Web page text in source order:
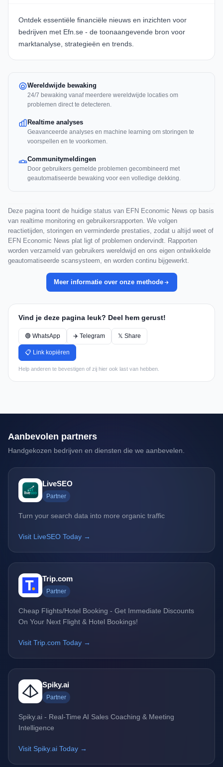
Ontdek essentiële financiële nieuws en inzichten voor
bedrijven met Efn.se - de toonaangevende bron voor
marktanalyse, strategieën en trends.
Wereldwijde bewaking
24/7 bewaking vanaf meerdere wereldwijde locaties om
problemen direct te detecteren.
Realtime analyses
Geavanceerde analyses en machine learning om storingen te
voorspellen en te voorkomen.
Communitymeldingen
Door gebruikers gemelde problemen gecombineerd met
geautomatiseerde bewaking voor een volledige dekking.
Deze pagina toont de huidige status van EFN Economic News op basis
van realtime monitoring en gebruikersrapporten. We volgen
reactietijden, storingen en verminderde prestaties, zodat u altijd weet of
EFN Economic News plat ligt of problemen ondervindt. Rapporten
worden verzameld van gebruikers wereldwijd en ons eigen ontwikkelde
geautomatiseerde scansysteem, en worden continu bijgewerkt.
Meer informatie over onze methode
Vind je deze pagina leuk? Deel hem gerust!
🟢 WhatsApp ✈️ Telegram 𝕏 Share
📋 Link kopiëren
Help anderen te bevestigen of zij hier ook last van hebben.
Aanbevolen partners
Handgekozen bedrijven en diensten die we aanbevelen.
LiveSEO
Partner
Turn your search data into more organic traffic
Visit LiveSEO Today →
Trip.com
Partner
Cheap Flights/Hotel Booking - Get Immediate Discounts
On Your Next Flight & Hotel Bookings!
Visit Trip.com Today →
Spiky.ai
Partner
Spiky.ai - Real-Time AI Sales Coaching & Meeting
Intelligence
Visit Spiky.ai Today →